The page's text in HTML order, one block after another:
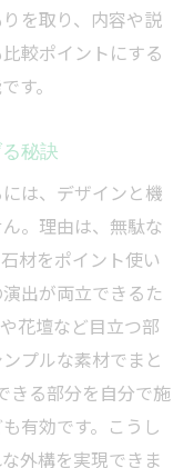
を取り、内容や説
較ポイントにする
す。
秘訣
は、デザインと機
。理由は、無駄な
材をポイント使い
出が両立できるた
花壇など目立つ部
プルな素材でまと
きる部分を自分で施
有効です。こうし
外構を実現できま